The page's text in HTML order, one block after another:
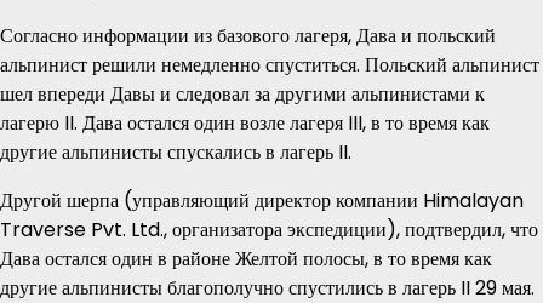
Согласно информации из базового лагеря, Дава и польский
альпинист решили немедленно спуститься. Польский альпинист
шел впереди Давы и следовал за другими альпинистами к
лагерю II. Дава остался один возле лагеря III, в то время как
другие альпинисты спускались в лагерь II.
Другой шерпа (управляющий директор компании Himalayan
Traverse Pvt. Ltd., организатора экспедиции), подтвердил, что
Дава остался один в районе Желтой полосы, в то время как
другие альпинисты благополучно спустились в лагерь II 29 мая.